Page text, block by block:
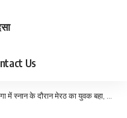
Us
में स्नान के दौरान मेरठ का युवक बहा, एसडीआरएफ का सर्च ऑपरेशन जारी